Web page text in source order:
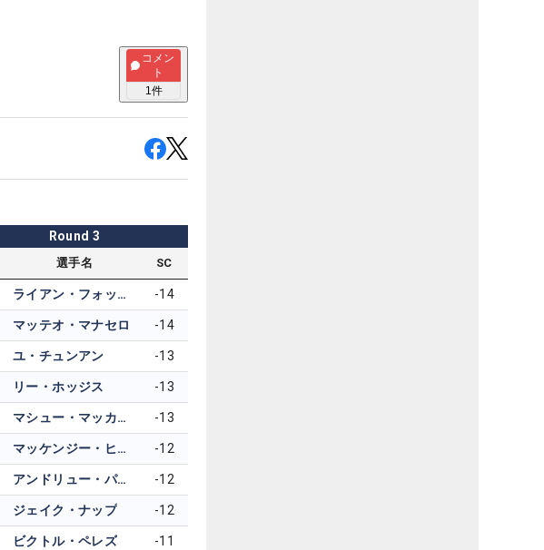
コメン
ト
1件
Round 3
選手名 SC
ライアン・フォックス -14
マッテオ・マナセロ -14
ユ・チュンアン -13
リー・ホッジス -13
マシュー・マッカーティ -13
マッケンジー・ヒューズ -12
アンドリュー・パットナム -12
ジェイク・ナップ -12
ビクトル・ペレズ -11